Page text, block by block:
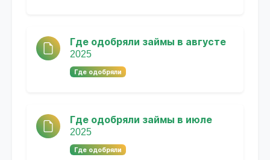
Где одобряли займы в августе
2025
Где одобряли
Где одобряли займы в июле
2025
Где одобряли